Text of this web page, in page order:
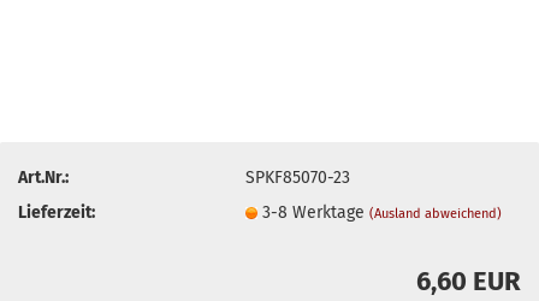
Art.Nr.:
SPKF85070-23
Lieferzeit:
3-8 Werktage(Ausland abweichend)
6,60 EUR